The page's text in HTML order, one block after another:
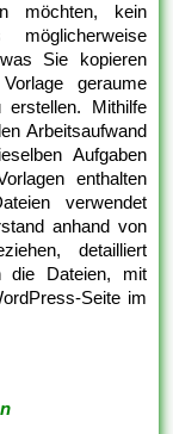
möchten, kein
Sie kopieren
geraume
Mithilfe
Arbeitsaufwand
Aufgaben
enthalten
verwendet
anhand von
detailliert
die Dateien, mit
Seite im